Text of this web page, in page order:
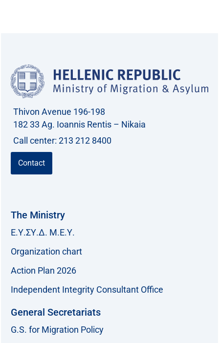
Thivon Avenue 196-198
182 33 Ag. Ioannis Rentis – Nikaia
Call center: 213 212 8400
Contact
The Ministry
Ε.Υ.ΣΥ.Δ. Μ.Ε.Υ.
Organization chart
Action Plan 2026
Independent Integrity Consultant Office
General Secretariats
G.S. for Migration Policy